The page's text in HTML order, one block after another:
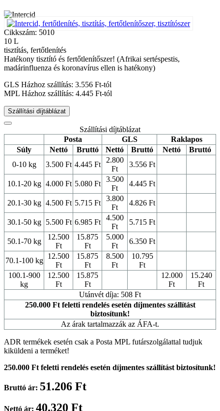
Cikkszám: 5010
10 L
tisztítás, fertőtlenítés
Hatékony tisztító és fertőtlenítőszer! (Afrikai sertéspestis,
madárinfluenza és koronavírus ellen is hatékony)
GLS Házhoz szállítás: 3.556 Ft-tól
MPL Házhoz szállítás: 4.445 Ft-tól
Szállítási díjtáblázat
Szállítási díjtáblázat
Posta
GLS
Raklapos
Súly
Nettó Bruttó Nettó Bruttó Nettó
Bruttó
0-10 kg
3.500 Ft 4.445 Ft
2.800
Ft
3.556 Ft
10.1-20 kg 4.000 Ft 5.080 Ft
3.500
Ft
4.445 Ft
20.1-30 kg 4.500 Ft 5.715 Ft
3.800
Ft
4.826 Ft
30.1-50 kg 5.500 Ft 6.985 Ft
4.500
Ft
5.715 Ft
50.1-70 kg
12.500
Ft
15.875
Ft
5.000
Ft
6.350 Ft
70.1-100 kg
12.500
Ft
15.875
Ft
8.500
Ft
10.795
Ft
100.1-900
kg
12.500
Ft
15.875
Ft
12.000
Ft
15.240
Ft
Utánvét díja: 508 Ft
250.000 Ft feletti rendelés esetén díjmentes szállítást
biztosítunk!
Az árak tartalmazzák az ÁFA-t.
ADR termékek esetén csak a Posta MPL futárszolgálattal tudjuk
kiküldeni a terméket!
250.000 Ft feletti rendelés esetén díjmentes szállítást biztosítunk!
Bruttó ár: 51.206 Ft
Nettó ár: 40.320 Ft